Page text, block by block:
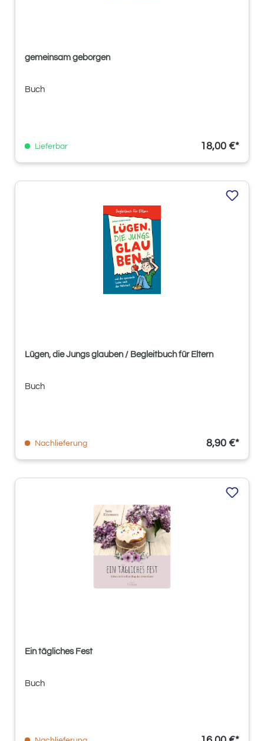
gemeinsam geborgen
Buch
Lieferbar 18,00 €*
Lügen, die Jungs glauben / Begleitbuch für Eltern
Buch
Nachlieferung 8,90 €*
Ein tägliches Fest
Buch